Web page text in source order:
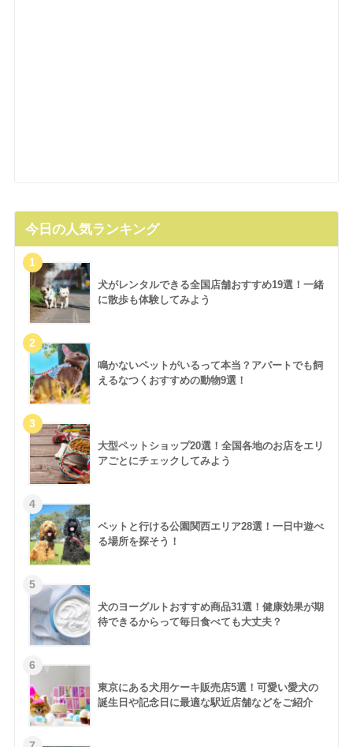
今日の人気ランキング
犬がレンタルできる全国店舗おすすめ19選！一緒
に散歩も体験してみよう
鳴かないペットがいるって本当？アパートでも飼
えるなつくおすすめの動物9選！
大型ペットショップ20選！全国各地のお店をエリ
アごとにチェックしてみよう
ペットと行ける公園関西エリア28選！一日中遊べ
る場所を探そう！
犬のヨーグルトおすすめ商品31選！健康効果が期
待できるからって毎日食べても大丈夫？
東京にある犬用ケーキ販売店5選！可愛い愛犬の
誕生日や記念日に最適な駅近店舗などをご紹介